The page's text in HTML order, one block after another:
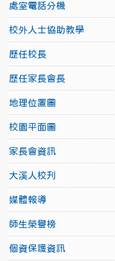
處室電話分機
校外人士協助教學
歷任校長
歷任家長會長
地理位置圖
校園平面圖
家長會資訊
大溪人校刋
媒體報導
師生榮譽榜
個資保護資訊